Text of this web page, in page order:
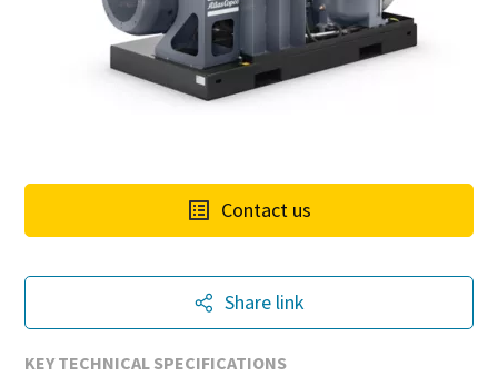
Marknadens mest energieffektiva
blåsmaskiner
Vi erbjuder ett komplett produktprogram inom lågtryck
Contact us
Share link
KEY TECHNICAL SPECIFICATIONS